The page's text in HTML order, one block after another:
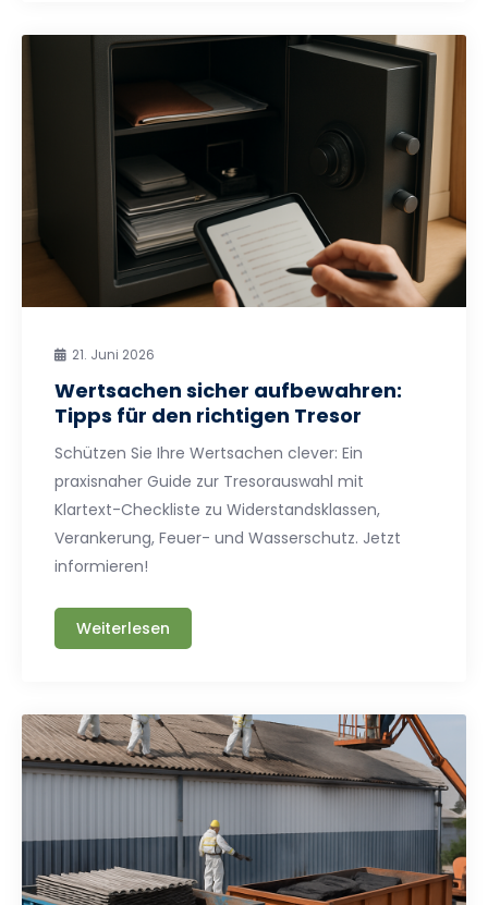
21. Juni 2026
Wertsachen sicher aufbewahren:
Tipps für den richtigen Tresor
Schützen Sie Ihre Wertsachen clever: Ein
praxisnaher Guide zur Tresorauswahl mit
Klartext-Checkliste zu Widerstandsklassen,
Verankerung, Feuer- und Wasserschutz. Jetzt
informieren!
Weiterlesen